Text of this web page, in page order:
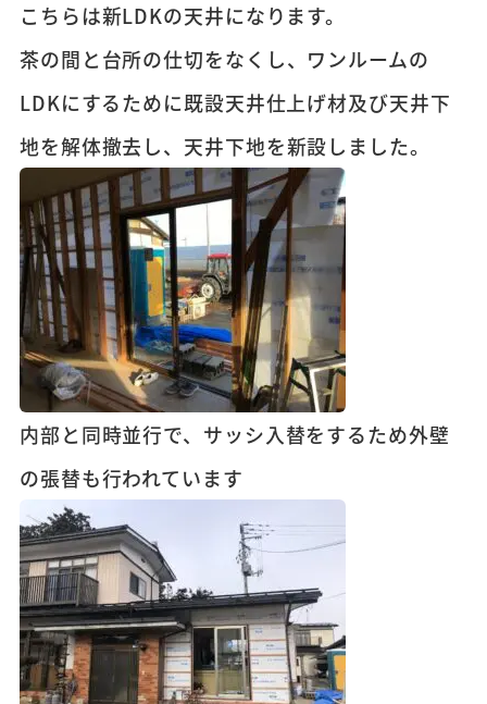
こちらは新LDKの天井になります。
茶の間と台所の仕切をなくし、ワンルームの
LDKにするために既設天井仕上げ材及び天井下
地を解体撤去し、天井下地を新設しました。
内部と同時並行で、サッシ入替をするため外壁
の張替も行われています